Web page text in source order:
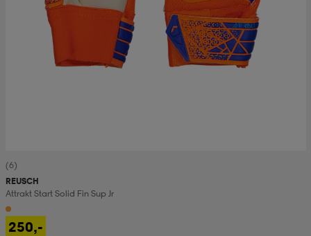
(6)
REUSCH
Attrakt Start Solid Fin Sup Jr
250,-